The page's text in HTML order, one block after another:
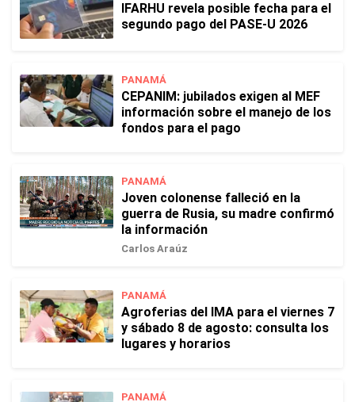
IFARHU revela posible fecha para el
segundo pago del PASE-U 2026
PANAMÁ
CEPANIM: jubilados exigen al MEF
información sobre el manejo de los
fondos para el pago
PANAMÁ
Joven colonense falleció en la
guerra de Rusia, su madre confirmó
la información
Carlos Araúz
PANAMÁ
Agroferias del IMA para el viernes 7
y sábado 8 de agosto: consulta los
lugares y horarios
PANAMÁ